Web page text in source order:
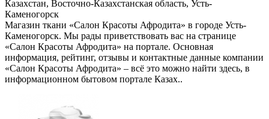
Казахстан, Восточно-Казахстанская область, Усть-
Каменогорск
Магазин ткани «Салон Красоты Афродита» в городе Усть-
Каменогорск. Мы рады приветствовать вас на странице
«Салон Красоты Афродита» на портале. Основная
информация, рейтинг, отзывы и контактные данные компании
«Салон Красоты Афродита» – всё это можно найти здесь, в
информационном бытовом портале Казах..